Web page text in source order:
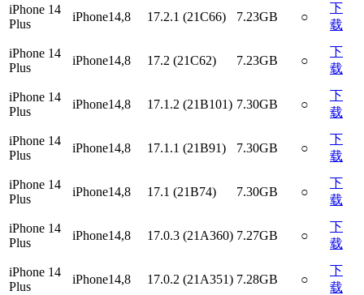
iPhone 14
Plus
iPhone14,8 17.2.1 (21C66) 7.23GB ○
下
载
iPhone 14
Plus
iPhone14,8 17.2 (21C62) 7.23GB ○
下
载
iPhone 14
Plus
iPhone14,8 17.1.2 (21B101) 7.30GB ○
下
载
iPhone 14
Plus
iPhone14,8 17.1.1 (21B91) 7.30GB ○
下
载
iPhone 14
Plus
iPhone14,8 17.1 (21B74) 7.30GB ○
下
载
iPhone 14
Plus
iPhone14,8 17.0.3 (21A360) 7.27GB ○
下
载
iPhone 14
Plus
iPhone14,8 17.0.2 (21A351) 7.28GB ○
下
载